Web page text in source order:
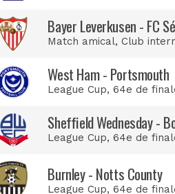
Bayer Leverkusen - FC
Match amical, Club
West Ham - Portsmouth
League Cup, 64e de
Sheffield Wednesday -
League Cup, 64e de
Burnley - Notts County
League Cup, 64e de